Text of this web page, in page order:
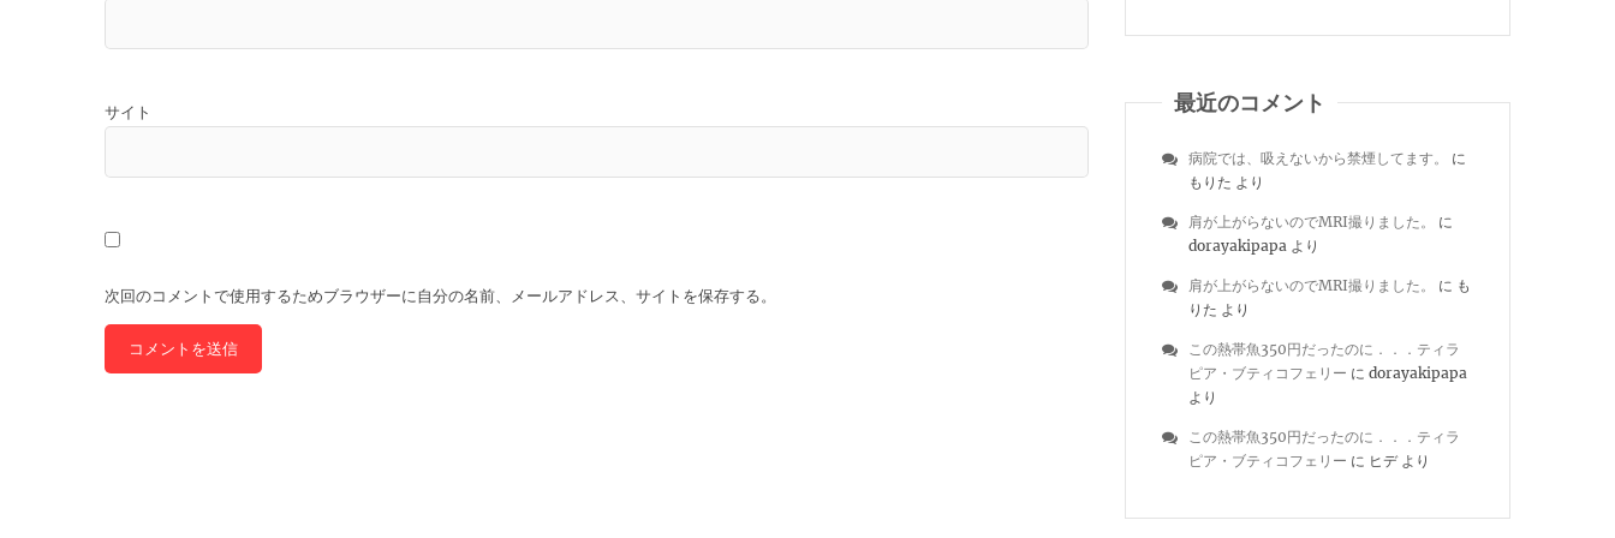
サイト
次回のコメントで使用するためブラウザーに自分の名前、メールアドレス、サイトを保存する。
最近のコメント
病院では、吸えないから禁煙してます。
に
もりた より
肩が上がらないのでMRI撮りました。
に
dorayakipapa より
肩が上がらないのでMRI撮りました。 に も
りた より
この熱帯魚350円だったのに．．．ティラ
ピア・ブティコフェリー に dorayakipapa
より
この熱帯魚350円だったのに．．．ティラ
ピア・ブティコフェリー に ヒデより